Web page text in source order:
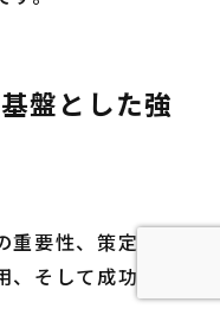
盤とした強
要性、策定方
そして成功事例